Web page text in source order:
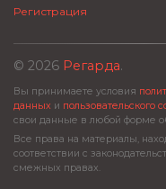
Регистрация
© 2026 Регарда.
Вы принимаете условия
данных и пользовательского
свои данные в любой форме
Все права на материалы,
соответствии с
смежных правах.